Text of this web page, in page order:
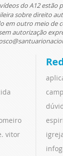
do A12 estão
sobre direito
em outro meio de
autorização
vitor